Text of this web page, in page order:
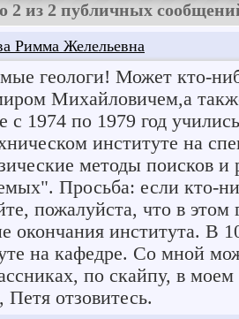
2 из 2 публичных
Римма Желельевна
геологи! Может кто-
Михайловичем,а
с 1974 по 1979 год
институте на
методы поисков и
Просьба: если кто-
пожалуйста, что в этом
окончания института. В
на кафедре. Со мной
по скайпу, в
Петя отзовитесь.